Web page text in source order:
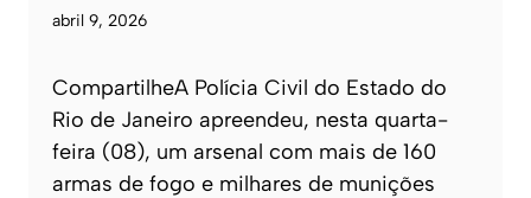
abril 9, 2026
CompartilheA Polícia Civil do Estado do
Rio de Janeiro apreendeu, nesta quarta-
feira (08), um arsenal com mais de 160
armas de fogo e milhares de munições